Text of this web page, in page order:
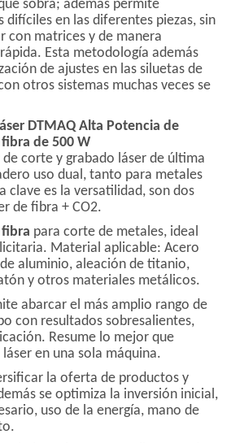
sobra; además permite
en las diferentes piezas, sin
con matrices y de manera
Esta metodología además
de ajustes en las siluetas de
otros sistemas muchas veces se
DTMAQ Alta Potencia de
de 500 W
de corte y grabado láser de última
uso dual, tanto para metales
clave es la versatilidad, son dos
de fibra + CO2.
para corte de metales, ideal
Material aplicable: Acero
aluminio, aleación de titanio,
y otros materiales metálicos.
abarcar el más amplio rango de
con resultados sobresalientes,
Resume lo mejor que
en una sola máquina.
la oferta de productos y
se optimiza la inversión inicial,
uso de la energía, mano de